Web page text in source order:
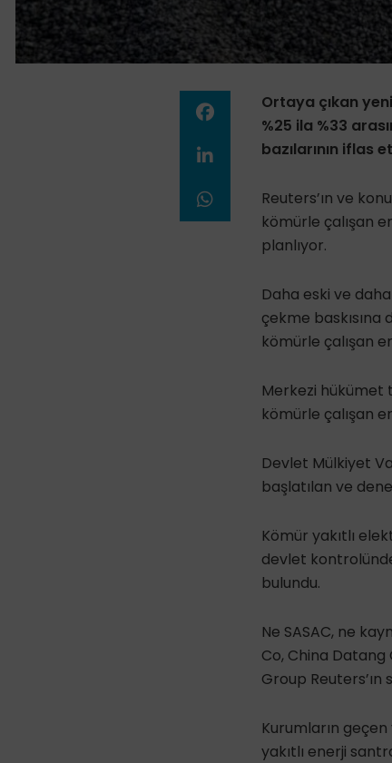
Ortaya çıkan
%25 ila %33
bazılarının iflas
Reuters’ın ve
kömürle çalışan
planlıyor.
Daha eski ve
çekme
kömürle çalışan
Merkezi hükümet
kömürle çalışan
Devlet Mülkiyet
başlatılan ve
Kömür yakıtlı
devlet
bulundu.
Ne SASAC, ne
Co, China
Group Reuters’ın
Kurumların
yakıtlı enerji